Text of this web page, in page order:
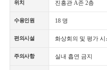
위치 진흥관 A존 2층
수용인원 18 명
편의시설 화상회의 및 평가 시
주의사항 실내 흡연 금지